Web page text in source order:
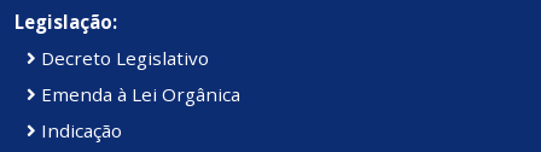
Legislação:
Decreto Legislativo
Emenda à Lei Orgânica
Indicação